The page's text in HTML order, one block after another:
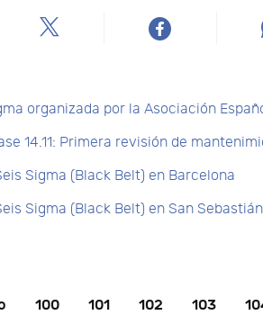
organizada por la Asociación
14.11: Primera revisión de
Sigma (Black Belt) en Barcelona
Sigma (Black Belt) en San Sebastián
100 101 102 103